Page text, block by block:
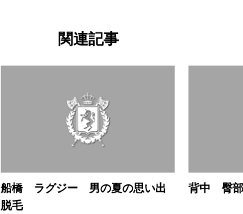
関連記事
船橋 ラグジー 男の夏の思い出
脱毛
背中 臀